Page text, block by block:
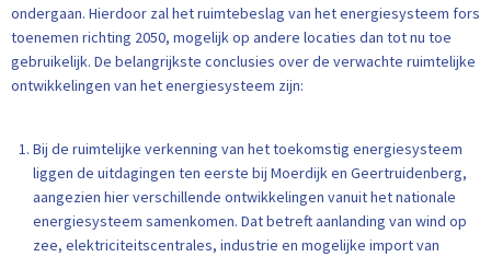
ondergaan. Hierdoor zal het ruimtebeslag van het energiesysteem fors
toenemen richting 2050, mogelijk op andere locaties dan tot nu toe
gebruikelijk. De belangrijkste conclusies over de verwachte ruimtelijke
ontwikkelingen van het energiesysteem zijn:
Bij de ruimtelijke verkenning van het toekomstig energiesysteem
liggen de uitdagingen ten eerste bij Moerdijk en Geertruidenberg,
aangezien hier verschillende ontwikkelingen vanuit het nationale
energiesysteem samenkomen. Dat betreft aanlanding van wind op
zee, elektriciteitscentrales, industrie en mogelijke import van